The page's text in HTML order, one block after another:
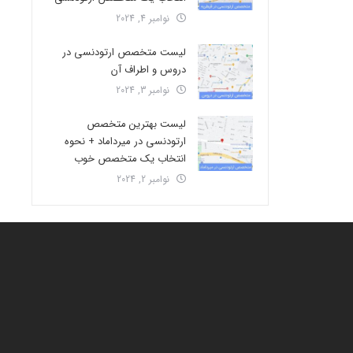
نوامبر 4, 2024
لیست متخصص ارتودنسی در
دروس و اطراف آن
نوامبر 3, 2024
لیست بهترین متخصص
ارتودنسی در میرداماد + نحوه
انتخاب یک متخصص خوب
نوامبر 2, 2024